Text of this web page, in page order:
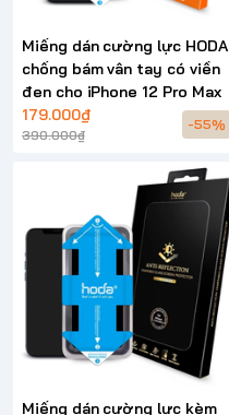
Miếng dán cường lực HODA
chống bám vân tay có viền
đen cho iPhone 12 Pro Max
179.000₫
390.000₫
-55%
Miếng dán cường lực kèm